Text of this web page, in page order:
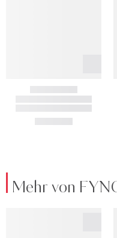
Mehr von